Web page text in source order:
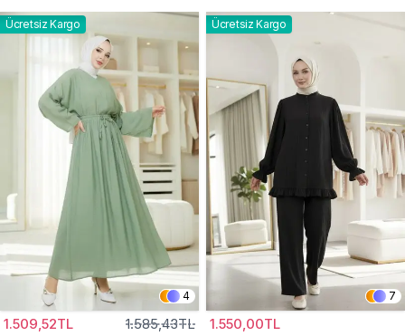
Ücretsiz Kargo
4
1.509,52TL 1.585,43TL
Ücretsiz Kargo
7
1.550,00TL